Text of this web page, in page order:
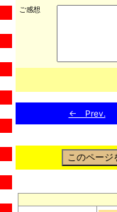
ご感想
← Prev.